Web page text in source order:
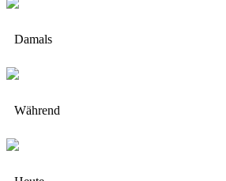
Damals
Während